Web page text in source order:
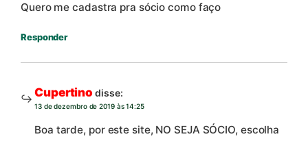
Quero me cadastra pra sócio como faço
Responder
Cupertino disse:
13 de dezembro de 2019 às 14:25
Boa tarde, por este site, NO SEJA SÓCIO, escolha